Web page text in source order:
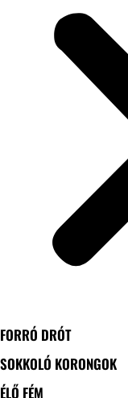
FORRÓ DRÓT
SOKKOLÓ KORONGOK
ÉLŐ FÉM